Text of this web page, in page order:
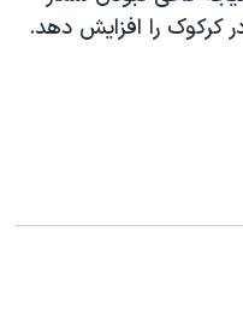
کرکوک را افزايش دهد.